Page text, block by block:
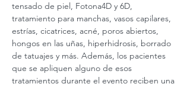
tensado de piel, Fotona4D y 6D,
tratamiento para manchas, vasos capilares,
estrías, cicatrices, acné, poros abiertos,
hongos en las uñas, hiperhidrosis, borrado
de tatuajes y más. Además, los pacientes
que se apliquen alguno de esos
tratamientos durante el evento reciben una